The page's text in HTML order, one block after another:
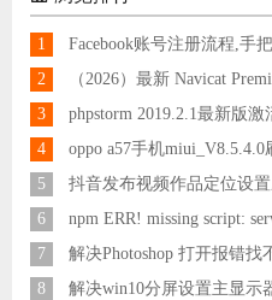
1
Facebook账号注册流程,手
2
（2026）最新 Navicat
3
phpstorm 2019.2.1最新版
4
oppo a57手机
5
抖音发布视频作品定位设
6
npm ERR! missing script:
7
解决Photoshop 打开报错
8
解决win10分屏设置主显示